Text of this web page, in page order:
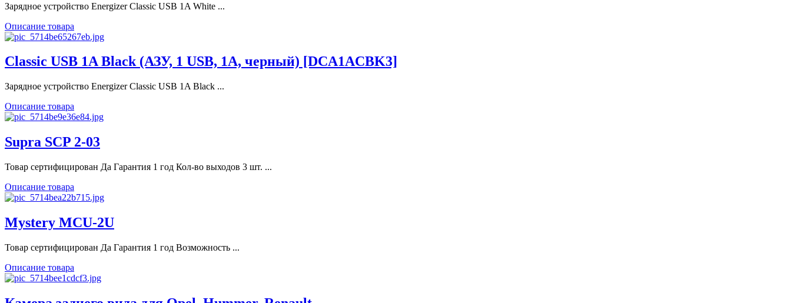
Зарядное устройство Energizer Classic USB 1A White ...
Описание товара
Classic USB 1A Black (АЗУ, 1 USB, 1A, черный) [DCA1ACBK3]
Зарядное устройство Energizer Classic USB 1A Black ...
Описание товара
Supra SCP 2-03
Товар сертифицирован Да Гарантия 1 год Кол-во выходов 3 шт. ...
Описание товара
Mystery MCU-2U
Товар сертифицирован Да Гарантия 1 год Возможность ...
Описание товара